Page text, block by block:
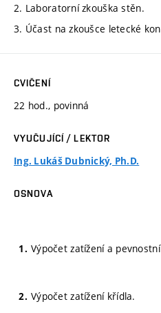
2. Laboratorní zkouška stěn.
3. Účast na zkoušce letecké
CVIČENÍ
22 hod., povinná
VYUČUJÍCÍ / LEKTOR
Ing. Lukáš Dubnický, Ph.D.
OSNOVA
Výpočet zatížení a
Výpočet zatížení křídla.